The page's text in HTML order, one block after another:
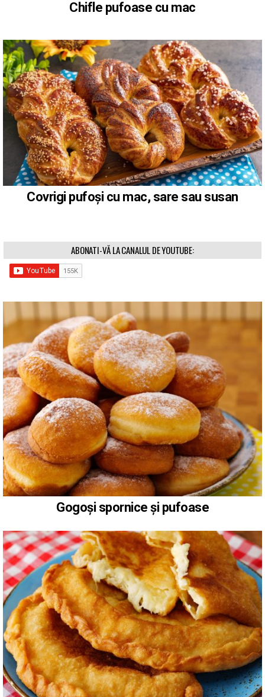
Chifle pufoase cu mac
Covrigi pufoși cu mac, sare sau susan
ABONATI-VĂ LA CANALUL DE YOUTUBE:
Gogoși spornice și pufoase